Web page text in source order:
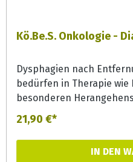
Kö.Be.S. Onkologie -
Dysphagien nach
bedürfen in Therapie wie
besonderen
und adaptierende
eine orale Aufnahme
Kö.Be.S. Onkologie
und umfangreichste
21,90 €*
IN DEN